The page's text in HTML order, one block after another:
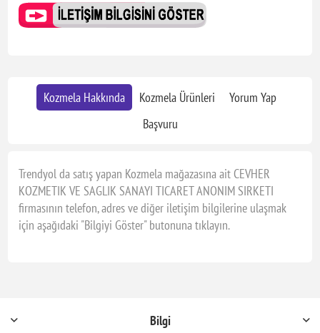
Kozmela Hakkında Kozmela Ürünleri
Yorum Yap
Başvuru
Trendyol da satış yapan Kozmela mağazasına ait CEVHER
KOZMETIK VE SAGLIK SANAYI TICARET ANONIM SIRKETI
firmasının telefon, adres ve diğer iletişim bilgilerine ulaşmak
için aşağıdaki "Bilgiyi Göster" butonuna tıklayın.
Bilgi